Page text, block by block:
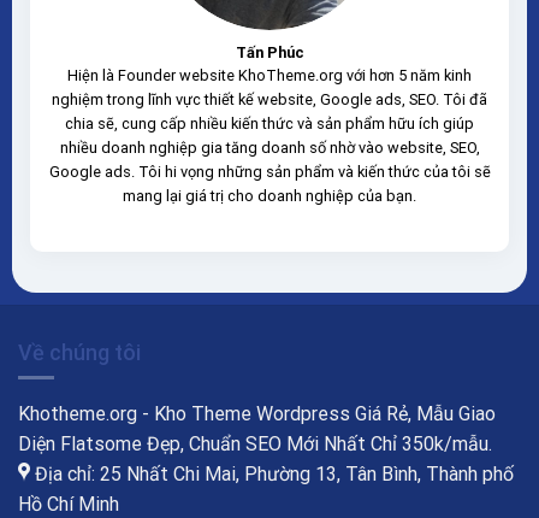
Tấn Phúc
Hiện là Founder website KhoTheme.org với hơn 5 năm kinh
nghiệm trong lĩnh vực thiết kế website, Google ads, SEO. Tôi đã
chia sẽ, cung cấp nhiều kiến thức và sản phẩm hữu ích giúp
nhiều doanh nghiệp gia tăng doanh số nhờ vào website, SEO,
Google ads. Tôi hi vọng những sản phẩm và kiến thức của tôi sẽ
mang lại giá trị cho doanh nghiệp của bạn.
Về chúng tôi
Khotheme.org - Kho Theme Wordpress Giá Rẻ, Mẫu Giao
Diện Flatsome Đẹp, Chuẩn SEO Mới Nhất Chỉ 350k/mẫu.
Địa chỉ: 25 Nhất Chi Mai, Phường 13, Tân Bình, Thành phố
Hồ Chí Minh